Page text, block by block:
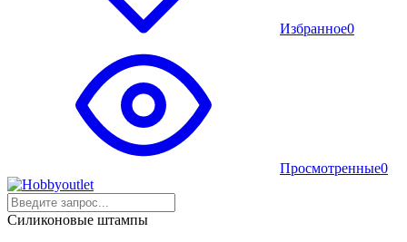
Избранное0
Просмотренные0
Силиконовые штампы